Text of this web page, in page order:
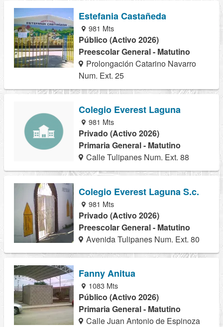
Estefania Castañeda
981 Mts
Público (Activo 2026)
Preescolar General - Matutino
Prolongación Catarino Navarro
Num. Ext. 25
Colegio Everest Laguna
981 Mts
Privado (Activo 2026)
Primaria General - Matutino
Calle Tulipanes Num. Ext. 88
Colegio Everest Laguna S.c.
981 Mts
Privado (Activo 2026)
Preescolar General - Matutino
Avenida Tulipanes Num. Ext. 80
Fanny Anitua
1083 Mts
Público (Activo 2026)
Primaria General - Matutino
Calle Juan Antonio de Espinoza